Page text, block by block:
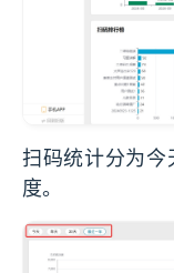
扫码统计分为
度。